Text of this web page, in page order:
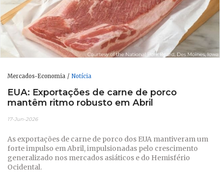
Mercados-Economia Notícia
EUA: Exportações de carne de porco
mantêm ritmo robusto em Abril
17-Jun-2026
As exportações de carne de porco dos EUA mantiveram um
forte impulso em Abril, impulsionadas pelo crescimento
generalizado nos mercados asiáticos e do Hemisfério
Ocidental.